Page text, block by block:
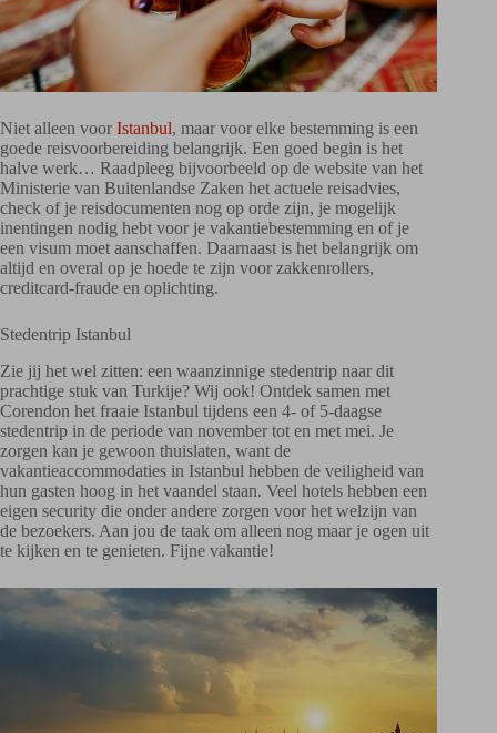
Niet alleen voor Istanbul, maar voor elke bestemming is een
goede reisvoorbereiding belangrijk. Een goed begin is het
halve werk… Raadpleeg bijvoorbeeld op de website van het
Ministerie van Buitenlandse Zaken het actuele reisadvies,
check of je reisdocumenten nog op orde zijn, je mogelijk
inentingen nodig hebt voor je vakantiebestemming en of je
een visum moet aanschaffen. Daarnaast is het belangrijk om
altijd en overal op je hoede te zijn voor zakkenrollers,
creditcard-fraude en oplichting.
Stedentrip Istanbul
Zie jij het wel zitten: een waanzinnige stedentrip naar dit
prachtige stuk van Turkije? Wij ook! Ontdek samen met
Corendon het fraaie Istanbul tijdens een 4- of 5-daagse
stedentrip in de periode van november tot en met mei. Je
zorgen kan je gewoon thuislaten, want de
vakantieaccommodaties in Istanbul hebben de veiligheid van
hun gasten hoog in het vaandel staan. Veel hotels hebben een
eigen security die onder andere zorgen voor het welzijn van
de bezoekers. Aan jou de taak om alleen nog maar je ogen uit
te kijken en te genieten. Fijne vakantie!